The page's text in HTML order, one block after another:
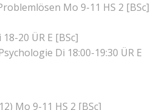
Mo 9-11 HS 2 [BSc]
20 ÜR E [BSc]
Di 18:00-19:30 ÜR E
Mo 9-11 HS 2 [BSc]